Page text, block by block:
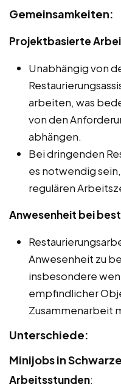
Gemeinsamkeiten:
Projektbasierte
Unabhängig von
arbeiten, was
von den
abhängen.
Bei dringenden
es notwendig
regulären
Anwesenheit bei
Anwesenheit zu
insbesondere
empfindlicher
Zusammenarbeit
Unterschiede:
Minijobs in
Arbeitsstunden: